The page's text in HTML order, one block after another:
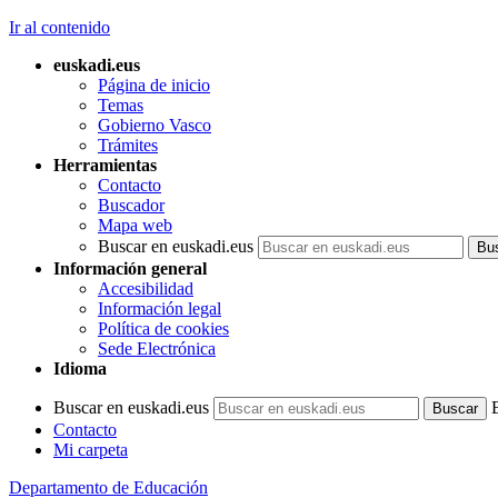
Ir al contenido
euskadi.eus
Página de inicio
Temas
Gobierno Vasco
Trámites
Herramientas
Contacto
Buscador
Mapa web
Buscar en euskadi.eus
Información general
Accesibilidad
Información legal
Política de cookies
Sede Electrónica
Idioma
Buscar en euskadi.eus
Contacto
Mi carpeta
Departamento de Educación